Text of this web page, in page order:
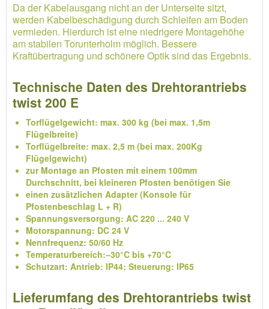
Da der Kabelausgang nicht an der Unterseite sitzt,
werden Kabelbeschädigung durch Schleifen am Boden
vermieden. Hierdurch ist eine niedrigere Montagehöhe
am stabilen Torunterholm möglich. Bessere
Kraftübertragung und schönere Optik sind das Ergebnis.
Technische Daten des Drehtorantriebs
twist 200 E
Torflügelgewicht: max. 300 kg (bei max. 1,5m
Flügelbreite)
Torflügelbreite: max. 2,5 m (bei max. 200Kg
Flügelgewicht)
zur Montage an Pfosten mit einem 100mm
Durchschnitt, bei kleineren Pfosten benötigen Sie
einen zusätzlichen Adapter (Konsole für
Pfostenbeschlag L + R)
Spannungsversorgung: AC 220 ... 240 V
Motorspannung: DC 24 V
Nennfrequenz: 50/60 Hz
Temperaturbereich:–30°C bis +70°C
Schutzart: Antrieb: IP44; Steuerung: IP65
Lieferumfang des Drehtorantriebs twist